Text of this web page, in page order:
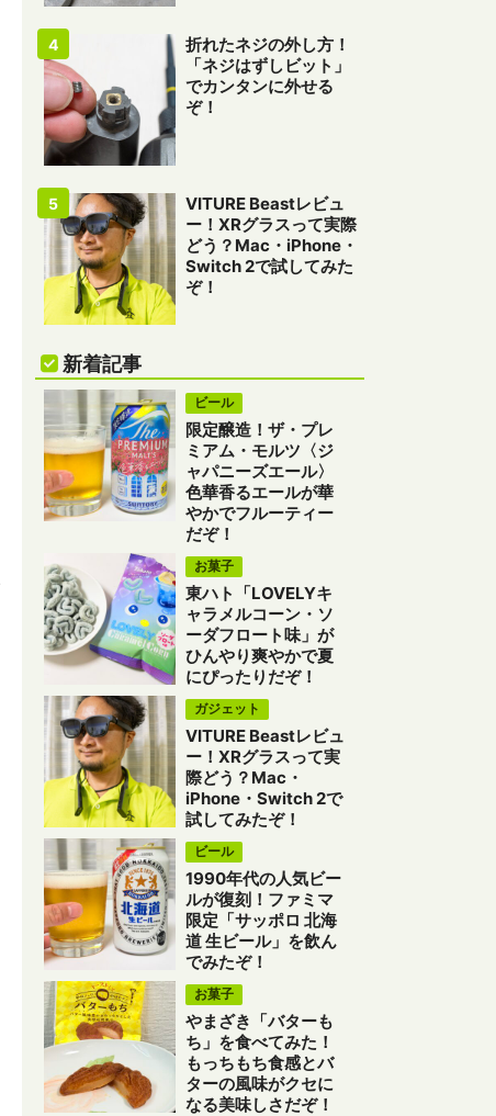
折れたネジの外し方！
「ネジはずしビット」
でカンタンに外せる
ぞ！
VITURE Beastレビュ
ー！XRグラスって実際
どう？Mac・iPhone・
Switch 2で試してみた
ぞ！
新着記事
ビール
限定醸造！ザ・プレ
ミアム・モルツ〈ジ
ャパニーズエール〉
色華香るエールが華
やかでフルーティー
だぞ！
お菓子
東ハト「LOVELYキ
ャラメルコーン・ソ
ーダフロート味」が
ひんやり爽やかで夏
にぴったりだぞ！
ガジェット
VITURE Beastレビュ
ー！XRグラスって実
際どう？Mac・
iPhone・Switch 2で
試してみたぞ！
ビール
1990年代の人気ビー
ルが復刻！ファミマ
限定「サッポロ 北海
道 生ビール」を飲ん
でみたぞ！
お菓子
やまざき「バターも
ち」を食べてみた！
もっちもち食感とバ
ターの風味がクセに
なる美味しさだぞ！